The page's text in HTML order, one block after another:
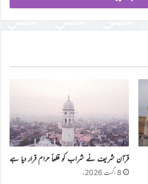
قرآن شریف نے شراب کو قطعاً حرام قرار دیا ہے
8 اگست 2026ء